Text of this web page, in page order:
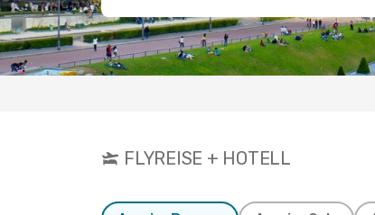
FLYREISE + HOTELL